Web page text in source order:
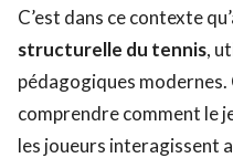
C’est dans ce contexte
structurelle du tennis,
pédagogiques
comprendre comment le
les joueurs interagissent